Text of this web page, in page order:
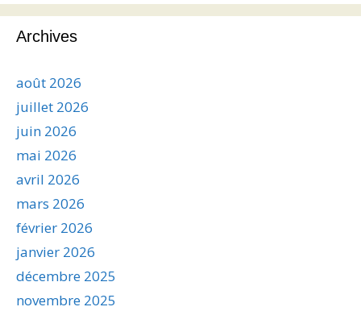
Archives
août 2026
juillet 2026
juin 2026
mai 2026
avril 2026
mars 2026
février 2026
janvier 2026
décembre 2025
novembre 2025